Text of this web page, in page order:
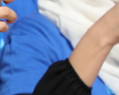
Ressources
Nous soutenir